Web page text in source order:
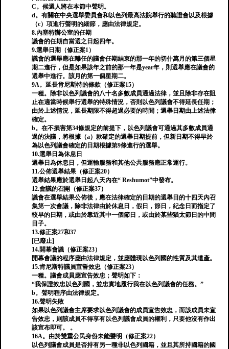
C。候選人將在本節中聲明。
d。有關在中央選舉委員會和以色列最高法院舉行的聽證會以及根據
（c）項進行聲明的細節，應由法律規定。
8.內塞特辦公室的任期
議會的任期自當選之日起四年。
9.選舉日期（修正案1）
議會的選舉應在離任的議會任期結束的那一年的切什萬月的第三個星
期二進行，但是如果該年之前的那一年是year年，則選舉應在議會的
選舉中進行。該月的第一個星期二。
9A。延長肯​​尼斯特的條款（修正案15）
一種。除非以色列議會的八十名多數成員通過法律，並且除非存在阻
止在適當時候舉行選舉的特殊情況，否則以色列議會不得延長任期；
由於上述情況，延長期限不得超過必要的時間；選舉日期由上述法律
確定。
b。在不損害第34條規定的前提下，以色列議會可通過其多數成員通
過的決議，將根據（a）款確定的選舉日期提前，但新日期不得早於
為以色列議會確定的日期根據第9條進行的選舉。
10.選舉日為休息日
選舉日為休息日，但運輸服務和其他公共服務應正常運行。
11.公佈選舉結果（修正案20）
選舉結果應於選舉日起八天內在“ Reshumot”中發布。
12.會議的召開（修正案37）
議會在選舉結果公佈後，應在法律確定的日期的選舉日的十四天內召
集第一次會議，除非法律由於休息日，假日，節日，紀念日而指定了
較早的日期，或由於靠近其中一個節日，或由於某些猶太節日的中間
日子。
13.修正案27和37
[已廢止]
14.開幕會議（修正案23）
開幕會議的程序應由法律規定，並應體現以色列國的性質及其遺產。
15.肯尼斯特議員宣誓效忠（修正案23）
一種。議會成員應宣告效忠；聲明如下：
“我保證效忠以色列國，並忠實地履行我在以色列議會的任務。”
b。聲明程序由法律規定。
16.聲明失敗
如果以色列議會主席要求以色列議會的成員宣告效忠，而該成員未宣
告效忠，則該成員不得享有以色列議會成員的權利，只要他沒有作出
該宣布即可。 。
16A。由於雙重公民身份未能聲明（修正案22）
以色列議會成員是否持有另一種非以色列國籍，並且其所持國籍的國